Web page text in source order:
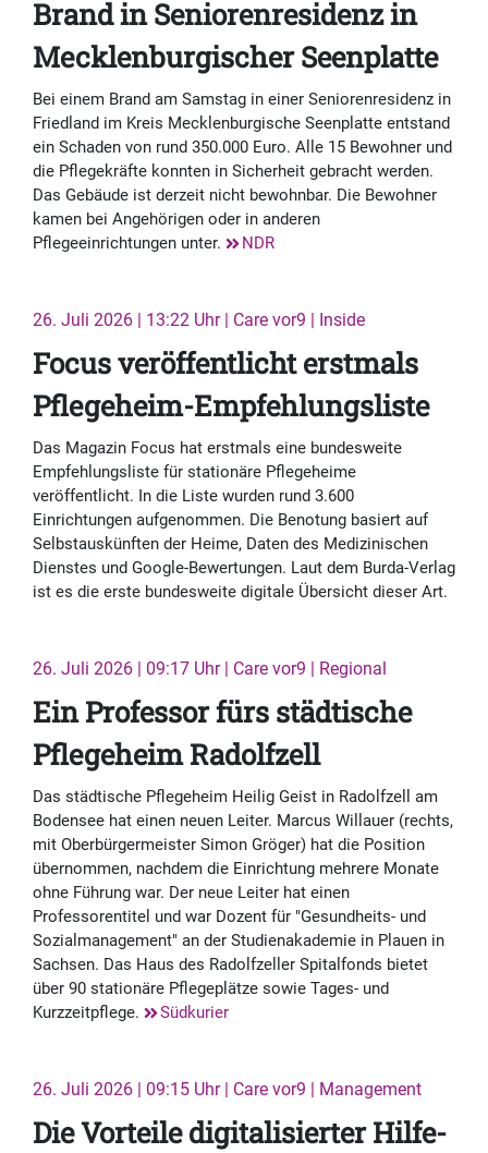
Brand in Seniorenresidenz in
Mecklenburgischer Seenplatte
Bei einem Brand am Samstag in einer Seniorenresidenz in
Friedland im Kreis Mecklenburgische Seenplatte entstand
ein Schaden von rund 350.000 Euro. Alle 15 Bewohner und
die Pflegekräfte konnten in Sicherheit gebracht werden.
Das Gebäude ist derzeit nicht bewohnbar. Die Bewohner
kamen bei Angehörigen oder in anderen
Pflegeeinrichtungen unter.
NDR
26. Juli 2026 | 13:22 Uhr | Care vor9 | Inside
Focus veröffentlicht erstmals
Pflegeheim-Empfehlungsliste
Das Magazin Focus hat erstmals eine bundesweite
Empfehlungsliste für stationäre Pflegeheime
veröffentlicht. In die Liste wurden rund 3.600
Einrichtungen aufgenommen. Die Benotung basiert auf
Selbstauskünften der Heime, Daten des Medizinischen
Dienstes und Google-Bewertungen. Laut dem Burda-Verlag
ist es die erste bundesweite digitale Übersicht dieser Art.
26. Juli 2026 | 09:17 Uhr | Care vor9 | Regional
Ein Professor fürs städtische
Pflegeheim Radolfzell
Das städtische Pflegeheim Heilig Geist in Radolfzell am
Bodensee hat einen neuen Leiter. Marcus Willauer (rechts,
mit Oberbürgermeister Simon Gröger) hat die Position
übernommen, nachdem die Einrichtung mehrere Monate
ohne Führung war. Der neue Leiter hat einen
Professorentitel und war Dozent für "Gesundheits- und
Sozialmanagement" an der Studienakademie in Plauen in
Sachsen. Das Haus des Radolfzeller Spitalfonds bietet
über 90 stationäre Pflegeplätze sowie Tages- und
Kurzzeitpflege.
Südkurier
26. Juli 2026 | 09:15 Uhr | Care vor9 | Management
Die Vorteile digitalisierter Hilfe-